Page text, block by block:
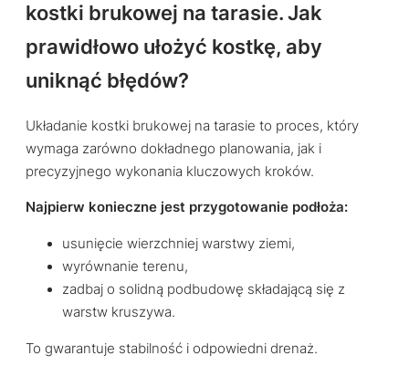
kostki brukowej na tarasie. Jak
prawidłowo ułożyć kostkę, aby
uniknąć błędów?
Układanie kostki brukowej na tarasie to proces, który
wymaga zarówno dokładnego planowania, jak i
precyzyjnego wykonania kluczowych kroków.
Najpierw konieczne jest przygotowanie podłoża:
usunięcie wierzchniej warstwy ziemi,
wyrównanie terenu,
zadbaj o solidną podbudowę składającą się z
warstw kruszywa.
To gwarantuje stabilność i odpowiedni drenaż.